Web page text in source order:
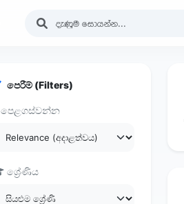
පෙරීම් (Filters)
පෙළගස්වන්න
ශ්‍රේණිය